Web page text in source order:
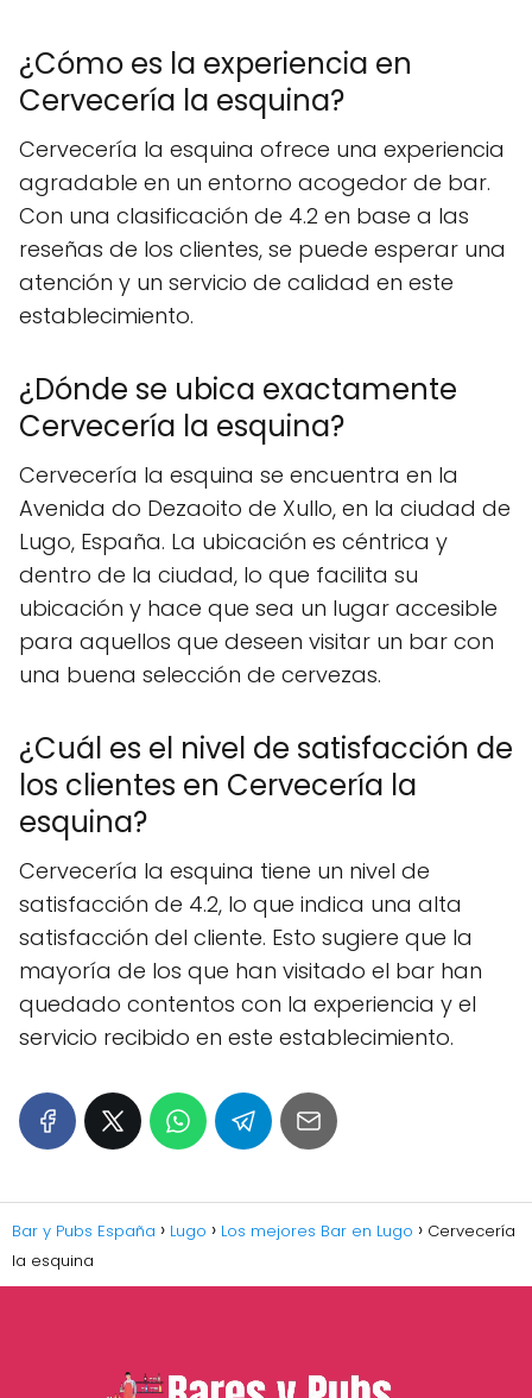
¿Cómo es la experiencia en
Cervecería la esquina?
Cervecería la esquina ofrece una experiencia
agradable en un entorno acogedor de bar.
Con una clasificación de 4.2 en base a las
reseñas de los clientes, se puede esperar una
atención y un servicio de calidad en este
establecimiento.
¿Dónde se ubica exactamente
Cervecería la esquina?
Cervecería la esquina se encuentra en la
Avenida do Dezaoito de Xullo, en la ciudad de
Lugo, España. La ubicación es céntrica y
dentro de la ciudad, lo que facilita su
ubicación y hace que sea un lugar accesible
para aquellos que deseen visitar un bar con
una buena selección de cervezas.
¿Cuál es el nivel de satisfacción de
los clientes en Cervecería la
esquina?
Cervecería la esquina tiene un nivel de
satisfacción de 4.2, lo que indica una alta
satisfacción del cliente. Esto sugiere que la
mayoría de los que han visitado el bar han
quedado contentos con la experiencia y el
servicio recibido en este establecimiento.
Bar y Pubs España Lugo Los mejores Bar en Lugo
Cervecería
la esquina